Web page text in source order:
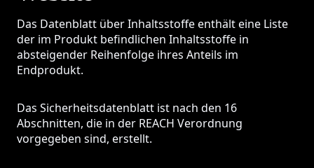
Das Datenblatt über Inhaltsstoffe enthält eine Liste
der im Produkt befindlichen Inhaltsstoffe in
absteigender Reihenfolge ihres Anteils im
Endprodukt.
Das Sicherheitsdatenblatt ist nach den 16
Abschnitten, die in der REACH Verordnung
vorgegeben sind, erstellt.